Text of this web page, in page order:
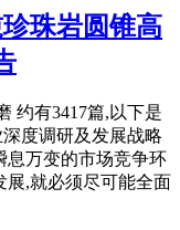
珠岩圆锥高
约有3417篇,以下是
度调研及发展战略
息万变的市场竞争环
展,就必须尽可能全面